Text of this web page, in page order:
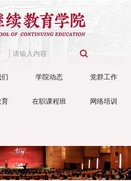
学院动态 党群工作
在职课程班 网络培训